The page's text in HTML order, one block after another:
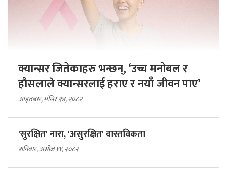
क्यान्सर जितेकाहरु भन्छन्, ‘उच्च मनोबल र
हौसलाले क्यान्सरलाई हराए र नयाँ जीवन पाए’
आइतबार, मंसिर १४, २०८२
'सुरक्षित' नारा, 'असुरक्षित' वास्तविकता
शनिबार, असोज ११, २०८२